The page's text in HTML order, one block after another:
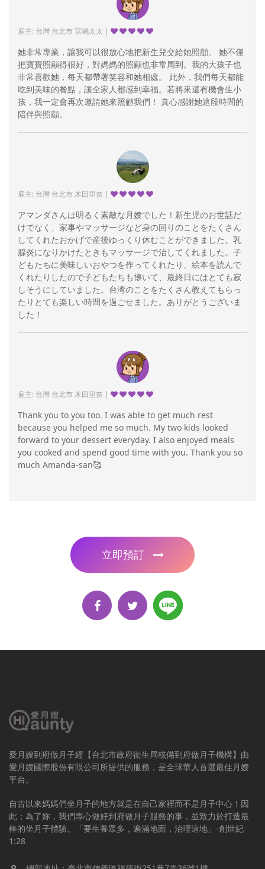
雇主: 台灣 台北市 宮嶋太太 |
她非常專業，讓我可以很放心地把新生兒交給她照顧。 她不僅
把寶寶照顧得很好，對媽媽的照顧也非常周到。我的大孩子也
非常喜歡她，每天都帶著笑容和她相處。 此外，我們每天都能
吃到美味的餐點，讓全家人都感到幸福。若將來還有機會生小
孩，我一定會再次邀請她來照顧我們！ 真心感謝她這段時間的
陪伴與照顧。
雇主: 台灣 台北市 木田里奈 |
アマンダさんは明るく素敵な月嫂でした！新生児のお世話だ
けでなく、家事やマッサージなど身の回りのことをたくさん
してくれたおかげで産後ゆっくり休むことができました。乳
腺炎になりかけたときもマッサージで治してくれました。子
どもたちに美味しいおやつを作ってくれたり、絵本を読んで
くれたりしたので子どもたちも懐いて、最終日にはとても寂
しそうにしていました。台湾のことをたくさん教えてもらっ
たりとても楽しい時間を過ごせました。ありがとうございま
した！
雇主: 台灣 台北市 木田里奈 |
Thank you to you too. I was able to get much rest
because you helped me so much. My two kids looked
forward to your dessert everyday. I also enjoyed meals
you cooked and spend good time with you. Thank you so
much Amanda-san🥰
立即預訂
愛月嫂到府做月子經【台北市政府衛生局核備到府做月子機構】由
愛月嫂國際股份有限公司所提供的服務，是全球華人首選最佳月嫂
平台。
自古以來媽媽們坐月子的地方就是在自己家裡而不是月子中心！因
此；為了妳，我們專心做好到府做月子服務的事，並致力於打造最
棒的坐月子體驗。「要生養眾多，遍滿地面，治理這地」-創世紀
1:28